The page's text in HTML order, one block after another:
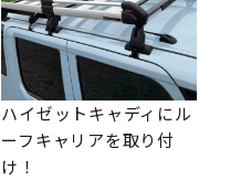
ハイゼットキャディにル
ーフキャリアを取り付
け！